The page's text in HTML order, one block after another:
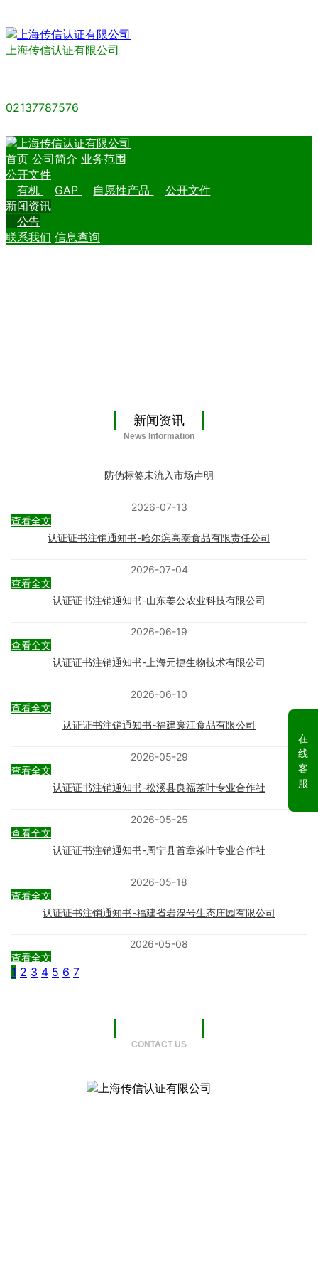
上海传信认证有限公司
02137787576
首页 公司简介 业务范围
公开文件
有机
GAP 自愿性产品
公开文件
新闻资讯
公告
联系我们 信息查询
新闻资讯
News Information
防伪标签未流入市场声明
2026-07-13
查看全文
认证证书注销通知书-哈尔滨高泰食品有限责任公司
2026-07-04
查看全文
认证证书注销通知书-山东姜公农业科技有限公司
2026-06-19
查看全文
认证证书注销通知书-上海元捷生物技术有限公司
2026-06-10
查看全文
认证证书注销通知书-福建寰江食品有限公司
2026-05-29
查看全文
认证证书注销通知书-松溪县良福茶叶专业合作社
2026-05-25
查看全文
认证证书注销通知书-周宁县首章茶叶专业合作社
2026-05-18
查看全文
认证证书注销通知书-福建省岩湶号生态庄园有限公司
2026-05-08
查看全文
1 2 3 4 5 6 7
CONTACT US
在
线
客
服